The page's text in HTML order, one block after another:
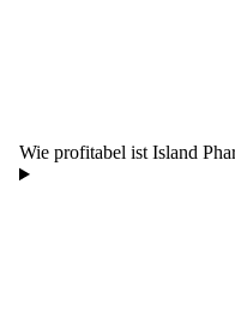
Wie profitabel ist Island